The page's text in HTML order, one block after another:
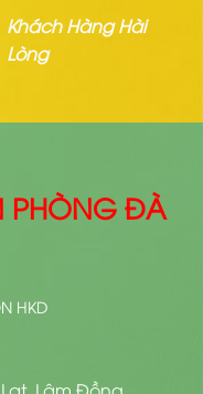
Khách Hàng Hài
Lòng
PHÒNG ĐÀ
HKD